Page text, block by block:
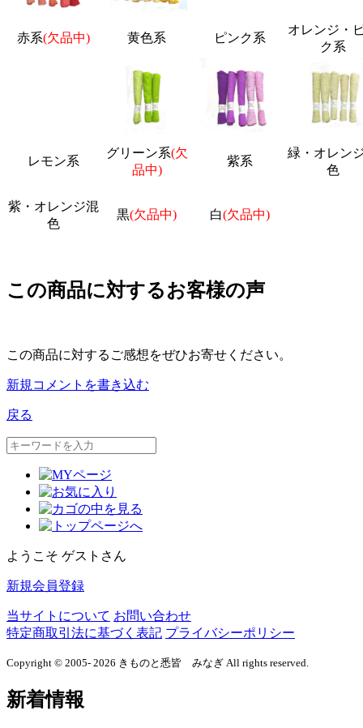
赤系(欠品中) 黄色系 ピンク系
オレンジ・
ク系
レモン系
グリーン系(欠
品中)
紫系
緑・オレン
色
紫・オレンジ混
色
黒(欠品中) 白(欠品中)
この商品に対するお客様の声
この商品に対するご感想をぜひお寄せください。
新規コメントを書き込む
戻る
ようこそ ゲストさん
新規会員登録
当サイトについて お問い合わせ
特定商取引法に基づく表記 プライバシーポリシー
Copyright © 2005- 2026 きものと悉皆 みなぎ All rights reserved.
新着情報